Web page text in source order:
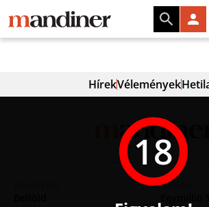
HírekVélemények
18
AKTÁK